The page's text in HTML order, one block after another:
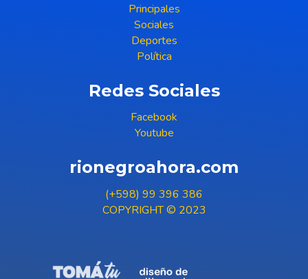
Principales
Sociales
Deportes
Política
Redes Sociales
Facebook
Youtube
rionegroahora.com
(+598) 99 396 386
COPYRIGHT © 2023